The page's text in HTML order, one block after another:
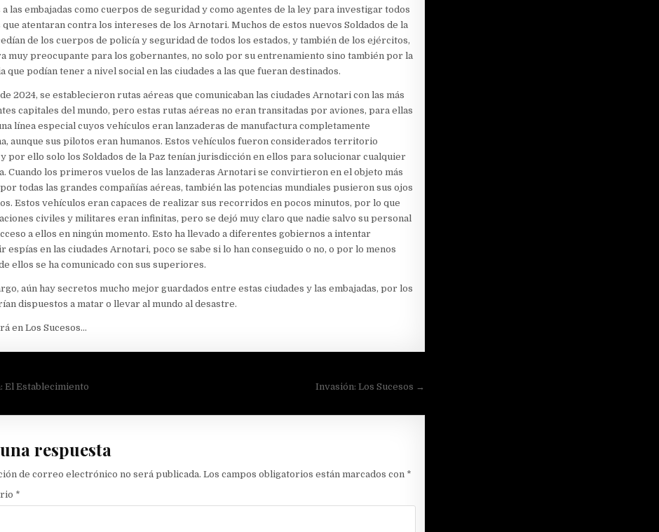
a las embajadas como cuerpos de seguridad y como agentes de la ley para investigar todos
que atentaran contra los intereses de los Arnotari. Muchos de estos nuevos Soldados de la
de los cuerpos de policía y seguridad de todos los estados, y también de los ejércitos,
muy preocupante para los gobernantes, no solo por su entrenamiento sino también por la
que podían tener a nivel social en las ciudades a las que fueran destinados.
2024, se establecieron rutas aéreas que comunicaban las ciudades Arnotari con las más
capitales del mundo, pero estas rutas aéreas no eran transitadas por aviones, para ellas
línea especial cuyos vehículos eran lanzaderas de manufactura completamente
aunque sus pilotos eran humanos. Estos vehículos fueron considerados territorio
por ello solo los Soldados de la Paz tenían jurisdicción en ellos para solucionar cualquier
Cuando los primeros vuelos de las lanzaderas Arnotari se convirtieron en el objeto más
todas las grandes compañías aéreas, también las potencias mundiales pusieron sus ojos
Estos vehículos eran capaces de realizar sus recorridos en pocos minutos, por lo que
civiles y militares eran infinitas, pero se dejó muy claro que nadie salvo su personal
a ellos en ningún momento. Esto ha llevado a diferentes gobiernos a intentar
espías en las ciudades Arnotari, poco se sabe si lo han conseguido o no, o por lo menos
ellos se ha comunicado con sus superiores.
aún hay secretos mucho mejor guardados entre estas ciudades y las embajadas, por los
dispuestos a matar o llevar al mundo al desastre.
en Los Sucesos…
El Establecimiento Invasión: Los Sucesos →
respuesta
de correo electrónico no será publicada. Los campos obligatorios están marcados con *
*